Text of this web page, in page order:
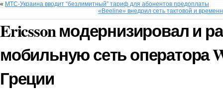
« МТС-Украина вводит “безлимитный” тариф для абонентов предоплаты
«Beeline» внедрил сеть тактовой и
Ericsson модернизировал и
мобильную сеть оператора
Греции